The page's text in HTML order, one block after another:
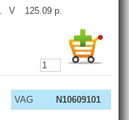
V 125.09 р.
VAG
N10609101